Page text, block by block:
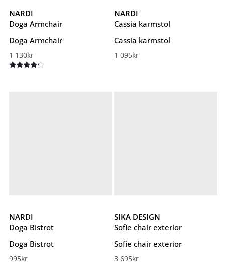
NARDI
Doga Armchair
Doga Armchair
1 130kr
NARDI
Cassia karmstol
Cassia karmstol
1 095kr
NARDI
Doga Bistrot
Doga Bistrot
995kr
SIKA DESIGN
Sofie chair exterior
Sofie chair exterior
3 695kr